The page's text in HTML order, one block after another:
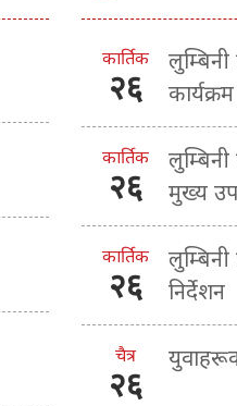
कार्तिक
२६
कार्तिक
२६
लुम्बिनी
मुख्य
कार्तिक
२६
निर्देशन
चैत्र
२६